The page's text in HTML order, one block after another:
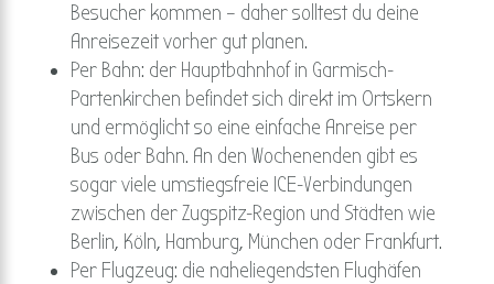
Besucher kommen – daher solltest du deine
Anreisezeit vorher gut planen.
Per Bahn: der Hauptbahnhof in Garmisch-
Partenkirchen befindet sich direkt im Ortskern
und ermöglicht so eine einfache Anreise per
Bus oder Bahn. An den Wochenenden gibt es
sogar viele umstiegsfreie ICE-Verbindungen
zwischen der Zugspitz-Region und Städten wie
Berlin, Köln, Hamburg, München oder Frankfurt.
Per Flugzeug: die naheliegendsten Flughäfen